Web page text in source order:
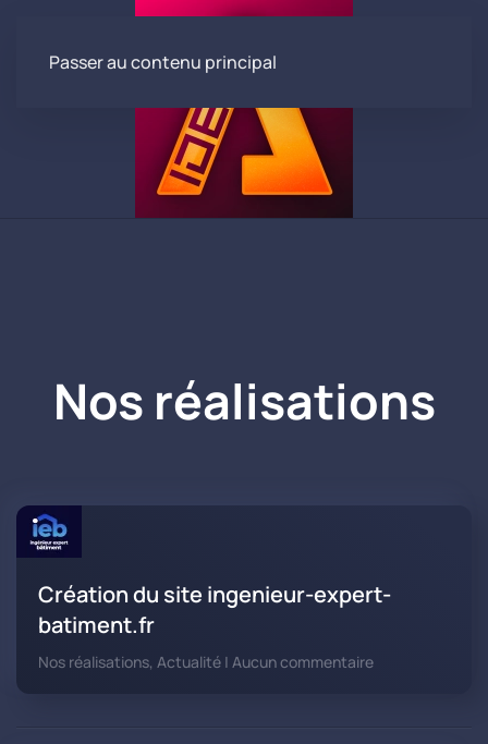
Passer au contenu principal
Nos réalisations
Création du site ingenieur-expert-
batiment.fr
Nos réalisations, Actualité | Aucun commentairesur